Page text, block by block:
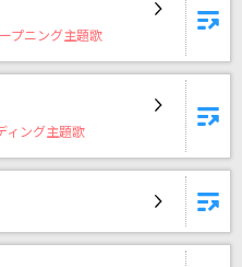
ョン)
プニング主題歌
ィング主題歌